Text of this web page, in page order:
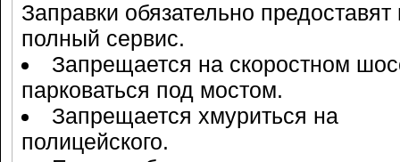
Заправки обязательно предоставят
полный сервис.
Запрещается на скоростном
парковаться под мостом.
Запрещается хмуриться на
полицейского.